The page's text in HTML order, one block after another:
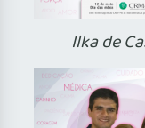
Ilka de